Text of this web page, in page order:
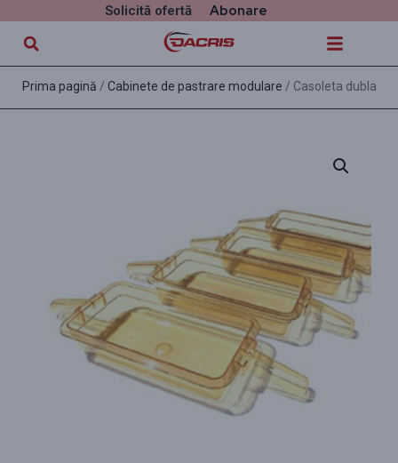
Solicită ofertă Abonare
Prima pagină / Cabinete de pastrare modulare / Casoleta dubla